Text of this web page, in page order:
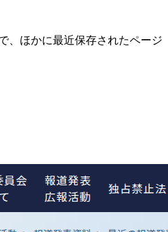
、ほかに最近保存されたページ